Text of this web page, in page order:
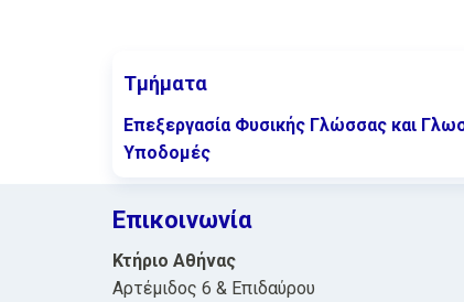
Τμήματα
Επεξεργασία Φυσικής Γλώσσας και
Υποδομές
Επικοινωνία
Κτήριο Αθήνας
Αρτέμιδος 6 & Επιδαύρου